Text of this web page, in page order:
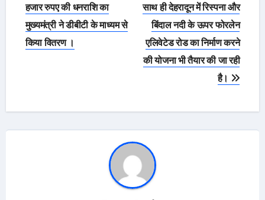
हजार रुपए की धनराशि का
मुख्यमंत्री ने डीबीटी के माध्यम से
किया वितरण ।
साथ ही देहरादून में रिस्पना और
बिंदाल नदी के ऊपर फोरलेन
एलिवेटेड रोड का निर्माण करने
की योजना भी तैयार की जा रही
है।